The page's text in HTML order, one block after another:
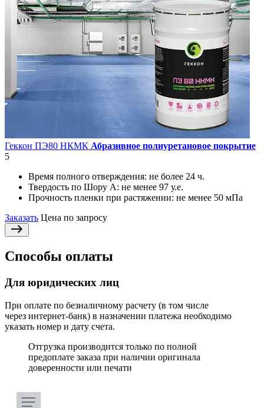
Геккон ПЭ80 НКМК Абразивное полиуретановое покрытие
5
Время полного отверждения: не более 24 ч.
Твердость по Шору А: не менее 97 у.е.
Прочность пленки при растяжении: не менее 50 мПа
Заказать Цена по запросу
Способы оплаты
Для юридических лиц
При оплате по безналичному расчету (в том числе
через интернет-банк) в назначении платежа необходимо
указать номер и дату счета.
Отгрузка производится только по полной
предоплате заказа при наличии оригинала
доверенности или печати